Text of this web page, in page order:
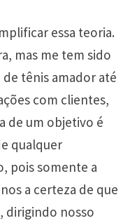
essa teoria.
mas me tem sido
tênis amador até
com clientes,
de um objetivo é
qualquer
pois somente a
a certeza de que
dirigindo nosso